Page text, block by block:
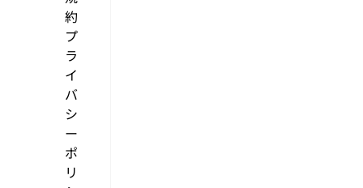
約
プ
ラ
イ
バ
シ
ー
ポ
リ